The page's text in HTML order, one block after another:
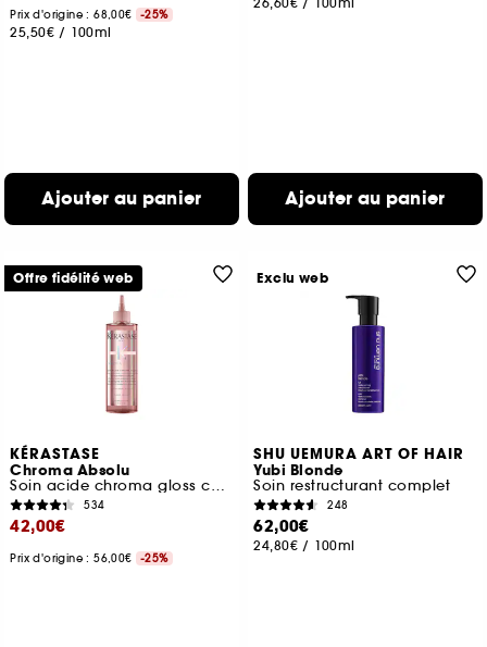
Prix d'origine : 68,00€ -25%
25,50€ / 100ml
Ajouter au panier Ajouter au panier
KÉRASTASE
Chroma Absolu
Soin acide chroma gloss cheveux colorés
534
42,00€
Prix d'origine : 56,00€ -25%
Offre fidélité web
SHU UEMURA ART OF HAIR
Yubi Blonde
Soin restructurant complet
248
62,00€
24,80€ / 100ml
Exclu web